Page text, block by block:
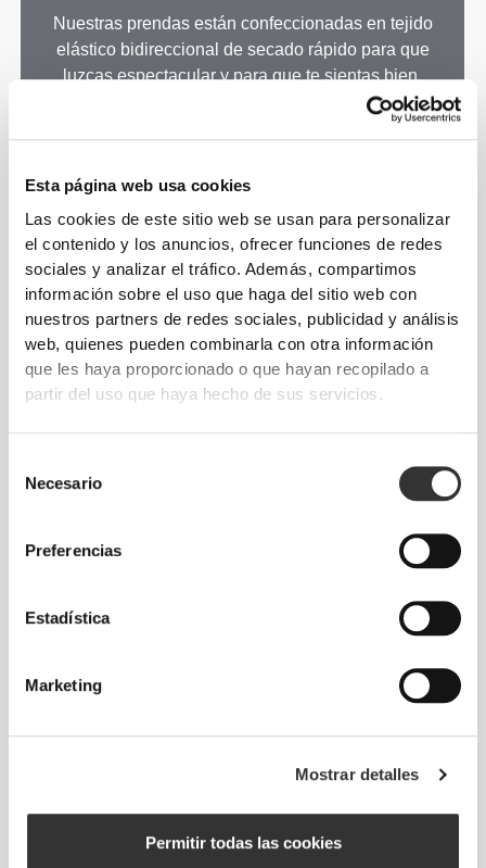
Esta página web usa cookies
Las cookies de este sitio web se usan para personalizar
el contenido y los anuncios, ofrecer funciones de redes
sociales y analizar el tráfico. Además, compartimos
información sobre el uso que haga del sitio web con
nuestros partners de redes sociales, publicidad y análisis
web, quienes pueden combinarla con otra información
que les haya proporcionado o que hayan recopilado a
partir del uso que haya hecho de sus servicios.
Necesario
Preferencias
Estadística
Marketing
Mostrar detalles
Permitir todas las cookies
Nuestras prendas están confeccionadas en tejido
elástico bidireccional de secado rápido para que
luzcas espectacular y para que te sientas bien.
PRENDA CONFECCIONADA
CON LA TECNOLOGÍA
REVOKNIT
desarrollada por Prozis que crea prendas con
efecto segunda piel, de alto rendimiento y con
máxima y mejor cuidado del medio ambiente.